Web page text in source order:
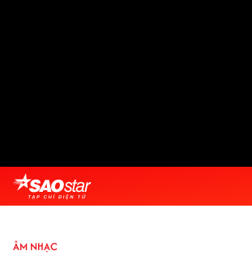
ÂM NHẠC